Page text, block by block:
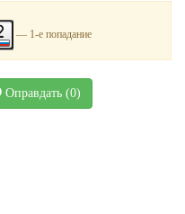
— 1-е попадание
Оправдать (0)